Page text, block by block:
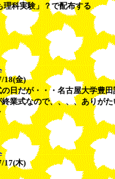
科実験」？で配布する
18(金)
日だが・・・名古屋大学豊
業式なので、、、、ありがた
17(木)